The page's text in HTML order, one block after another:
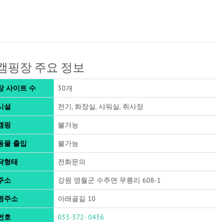
핑장 주요 정보
사이트 수 30개
설 전기, 화장실, 샤워실, 취사장
핑 불가능
물 출입 불가능
형태 전화문의
소 강원 영월군 수주면 무릉리 608-1
주소 아래골길 10
호 033-372- 0436